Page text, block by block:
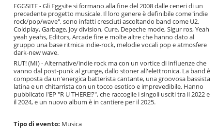
EGGSITE - Gli Eggsite si formano alla fine del 2008 dalle ceneri di un
precedente progetto musicale. Il loro genere è definibile come"indie
rock/pop/wave", sono infatti cresciuti ascoltando band come U2,
Coldplay, Garbage, Joy division, Cure, Depeche mode, Sigur ros, Yeah
yeah yeahs, Editors, Arcade fire e molte altre che hanno dato al
gruppo una base ritmica indie-rock, melodie vocali pop e atmosfere
dark-new wave.
RUT! (MI) - Alternative/indie rock ma con un vortice di influenze che
vanno dal post-punk al grunge, dallo stoner all'elettronica. La band è
composta da un'energica batterista cantante, una groovosa bassista
latina e un chitarrista con un tocco esotico e imprevedibile. Hanno
pubblicato l'EP "R U THERE!?", che raccoglie i singoli usciti tra il 2022 e
il 2024, e un nuovo album è in cantiere per il 2025.
Tipo di evento: Musica